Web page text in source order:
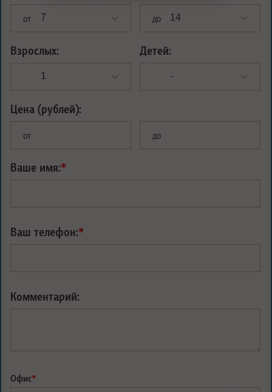
от до
Взрослых: Детей:
Цена (рублей):
от до
Ваше имя:*
Ваш телефон:*
Комментарий:
Офис*